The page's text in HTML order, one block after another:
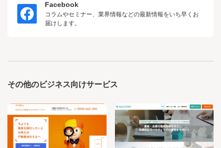
Facebook
コラムやセミナー、業界情報などの最新情報をいち早くお
届けします。
その他のビジネス向けサービス